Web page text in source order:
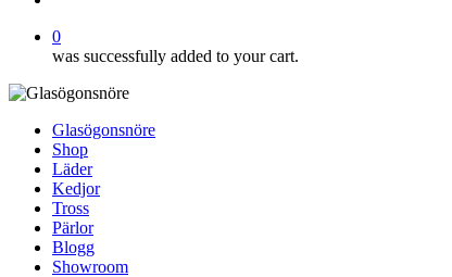
0
was successfully added to your cart.
Glasögonsnöre
Shop
Läder
Kedjor
Tross
Pärlor
Blogg
Showroom